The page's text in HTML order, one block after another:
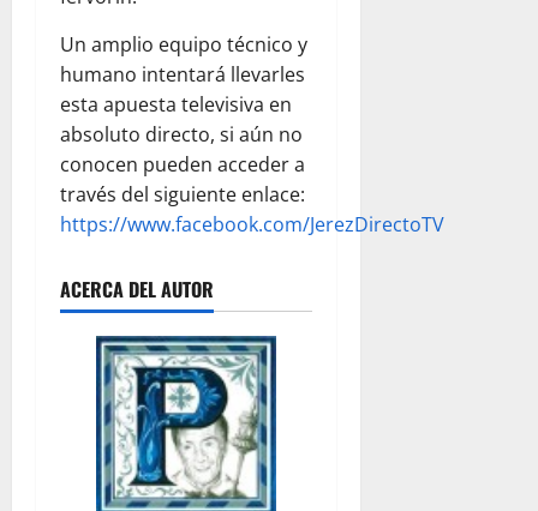
Un amplio equipo técnico y
humano intentará llevarles
esta apuesta televisiva en
absoluto directo, si aún no
conocen pueden acceder a
través del siguiente enlace:
https://www.facebook.com/JerezDirectoTV
ACERCA DEL AUTOR